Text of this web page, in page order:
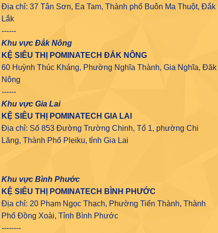
Địa chỉ: 37 Tân Sơn, Ea Tam, Thành phố Buôn Ma Thuột, Đắk
Lắk
------
Khu vực Đắk Nông
KỆ SIÊU THỊ POMINATECH ĐẮK NÔNG
60 Huỳnh Thúc Kháng, Phường Nghĩa Thành, Gia Nghĩa, Đăk
Nông
------
Khu vực Gia Lai
KỆ SIÊU THỊ POMINATECH GIA LAI
Địa chỉ: Số 853 Đường Trường Chinh, Tổ 1, phường Chi
Lăng, Thành Phố Pleiku, tỉnh Gia Lai
Khu vực Bình Phước
KỆ SIÊU THỊ POMINATECH BÌNH PHƯỚC
Địa chỉ: 20 Phạm Ngọc Thạch, Phường Tiến Thành, Thành
Phố Đồng Xoài, Tỉnh Bình Phước
--------